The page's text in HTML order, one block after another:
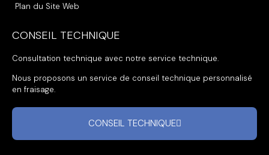
Plan du Site Web
CONSEIL TECHNIQUE
Consultation technique avec notre service technique.
Nous proposons un service de conseil technique personnalisé
en fraisage.
CONSEIL TECHNIQUE